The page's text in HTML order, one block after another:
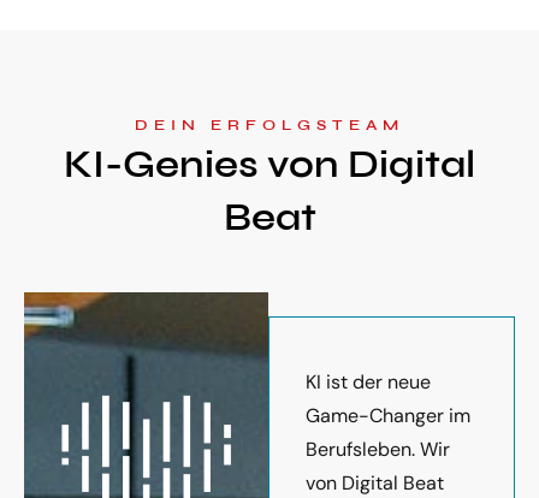
DEIN ERFOLGSTEAM
KI-Genies von Digital
Beat
KI ist der neue
Game-Changer im
Berufsleben. Wir
von Digital Beat